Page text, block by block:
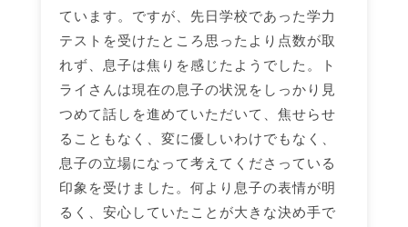
ています。ですが、先日学校であった学力
テストを受けたところ思ったより点数が取
れず、息子は焦りを感じたようでした。ト
ライさんは現在の息子の状況をしっかり見
つめて話しを進めていただいて、焦せらせ
ることもなく、変に優しいわけでもなく、
息子の立場になって考えてくださっている
印象を受けました。何より息子の表情が明
るく、安心していたことが大きな決め手で